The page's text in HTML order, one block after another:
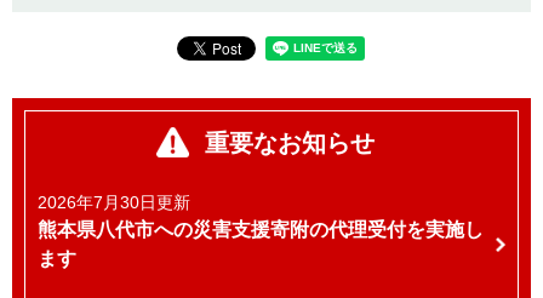
重要なお知らせ
2026年7月30日更新
熊本県八代市への災害支援寄附の代理受付を実施し
ます